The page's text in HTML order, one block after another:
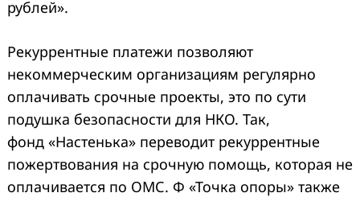
рублей».
Рекуррентные платежи позволяют
некоммерческим организациям регулярно
оплачивать срочные проекты, это по сути
подушка безопасности для НКО. Так,
фонд «Настенька» переводит рекуррентные
пожертвования на срочную помощь, которая не
оплачивается по ОМС. Ф «Точка опоры» также